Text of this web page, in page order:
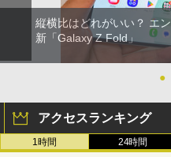
縦横比はどれがいい？ エ
新「Galaxy Z Fold」
●
アクセスランキング
1時間 24時間